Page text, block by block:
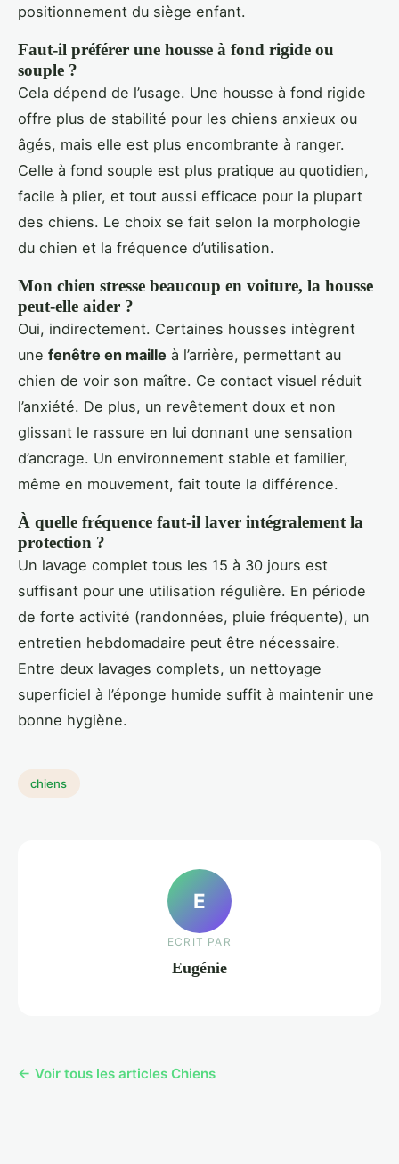
positionnement du siège enfant.
Faut-il préférer une housse à fond rigide ou
souple ?
Cela dépend de l’usage. Une housse à fond rigide
offre plus de stabilité pour les chiens anxieux ou
âgés, mais elle est plus encombrante à ranger.
Celle à fond souple est plus pratique au quotidien,
facile à plier, et tout aussi efficace pour la plupart
des chiens. Le choix se fait selon la morphologie
du chien et la fréquence d’utilisation.
Mon chien stresse beaucoup en voiture, la housse
peut-elle aider ?
Oui, indirectement. Certaines housses intègrent
une fenêtre en maille à l’arrière, permettant au
chien de voir son maître. Ce contact visuel réduit
l’anxiété. De plus, un revêtement doux et non
glissant le rassure en lui donnant une sensation
d’ancrage. Un environnement stable et familier,
même en mouvement, fait toute la différence.
À quelle fréquence faut-il laver intégralement la
protection ?
Un lavage complet tous les 15 à 30 jours est
suffisant pour une utilisation régulière. En période
de forte activité (randonnées, pluie fréquente), un
entretien hebdomadaire peut être nécessaire.
Entre deux lavages complets, un nettoyage
superficiel à l’éponge humide suffit à maintenir une
bonne hygiène.
chiens
E
ECRIT PAR
Eugénie
← Voir tous les articles Chiens